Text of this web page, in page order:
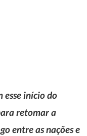
esse início do
retomar a
entre as nações e